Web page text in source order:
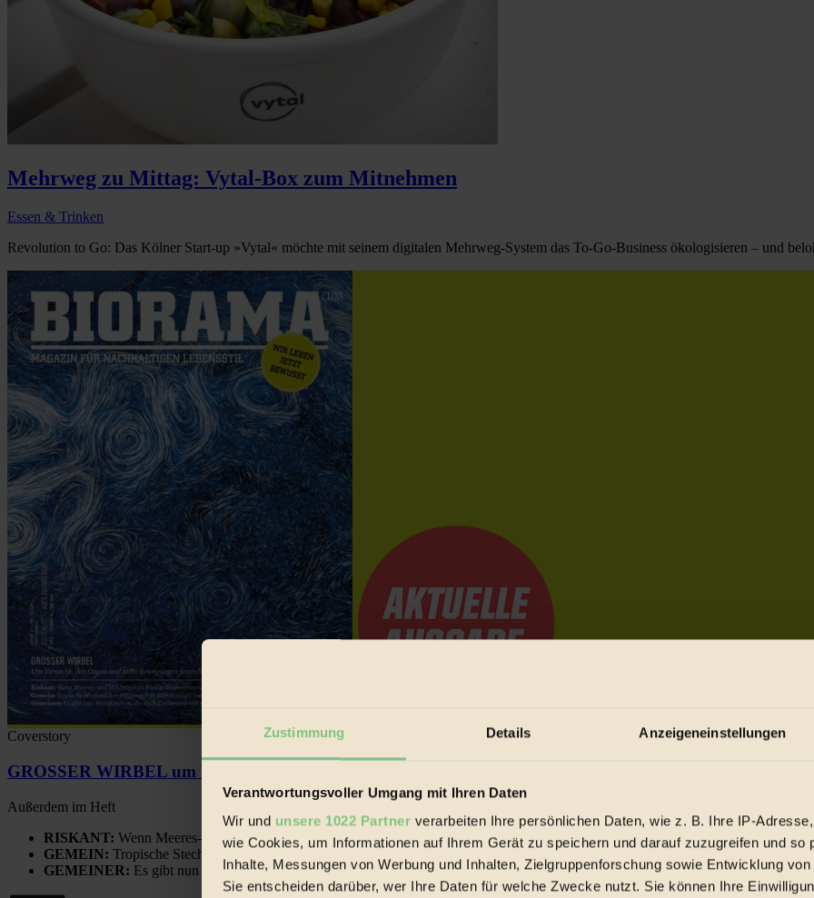
Zustimmung Details Anzeigeneinstellungen
Verantwortungsvoller Umgang mit Ihren Daten
Wir und unsere 1022 Partner verarbeiten Ihre persönlichen Daten, wie z. B. Ihre IP-
wie Cookies, um Informationen auf Ihrem Gerät zu speichern und darauf zuzugreifen und so
Inhalte, Messungen von Werbung und Inhalten, Zielgruppenforschung sowie Entwicklung
Sie entscheiden darüber, wer Ihre Daten für welche Zwecke nutzt. Sie können Ihre
Mehrweg zu Mittag: Vytal-Box zum Mitnehmen
Essen & Trinken
Revolution to Go: Das Kölner Start-up »Vytal« möchte mit seinem digitalen Mehrweg-System das To-Go-Business ökologisieren – und
Coverstory
GROSSER WIRBEL um Versuche, den Ozean und seine Bewegungen festzuhalten.
Außerdem im Heft
RISKANT: Wenn Meeres- und Wildvögel im Freilandhühnerbetrieb vorbeischauen.
GEMEIN: Tropische Stechmücken fühlen sich in Mitteleuropa inziwschen oft zu Hause.
GEMEINER: Es gibt nun Weinflaschen, die nach Entleerung voll wieder zu dir zurückkommen.